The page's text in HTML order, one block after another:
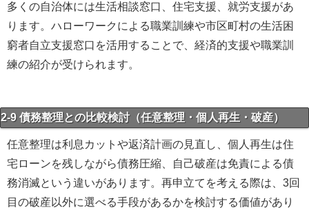
多くの自治体には生活相談窓口、住宅支援、就労支援があ
ります。ハローワークによる職業訓練や市区町村の生活困
窮者自立支援窓口を活用することで、経済的支援や職業訓
練の紹介が受けられます。
2-9 債務整理との比較検討（任意整理・個人再生・破産）
任意整理は利息カットや返済計画の見直し、個人再生は住
宅ローンを残しながら債務圧縮、自己破産は免責による債
務消滅という違いがあります。再申立てを考える際は、3回
目の破産以外に選べる手段があるかを検討する価値があり